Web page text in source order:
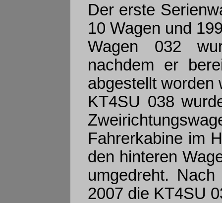
Der erste
10 Wagen und
Wagen 032
nachdem er
abgestellt worden
KT4SU 038
Fahrerkabine im
den hinteren
umgedreht.
2007 die KT4SU